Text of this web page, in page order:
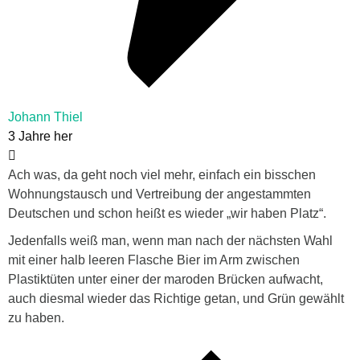
Johann Thiel
3 Jahre her
Ach was, da geht noch viel mehr, einfach ein bisschen
Wohnungstausch und Vertreibung der angestammten
Deutschen und schon heißt es wieder „wir haben Platz“.
Jedenfalls weiß man, wenn man nach der nächsten Wahl
mit einer halb leeren Flasche Bier im Arm zwischen
Plastiktüten unter einer der maroden Brücken aufwacht,
auch diesmal wieder das Richtige getan, und Grün gewählt
zu haben.